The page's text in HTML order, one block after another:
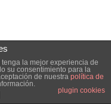
la mejor experiencia de
su consentimiento para la
de nuestra política de
plugin cookies